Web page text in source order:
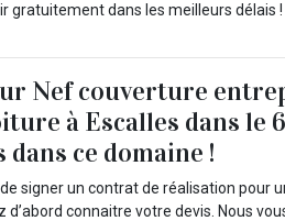
gratuitement dans les meilleurs délais !
Nef couverture
à Escalles dans le
ce domaine !
signer un contrat de réalisation pour
d’abord connaitre votre devis. Nous